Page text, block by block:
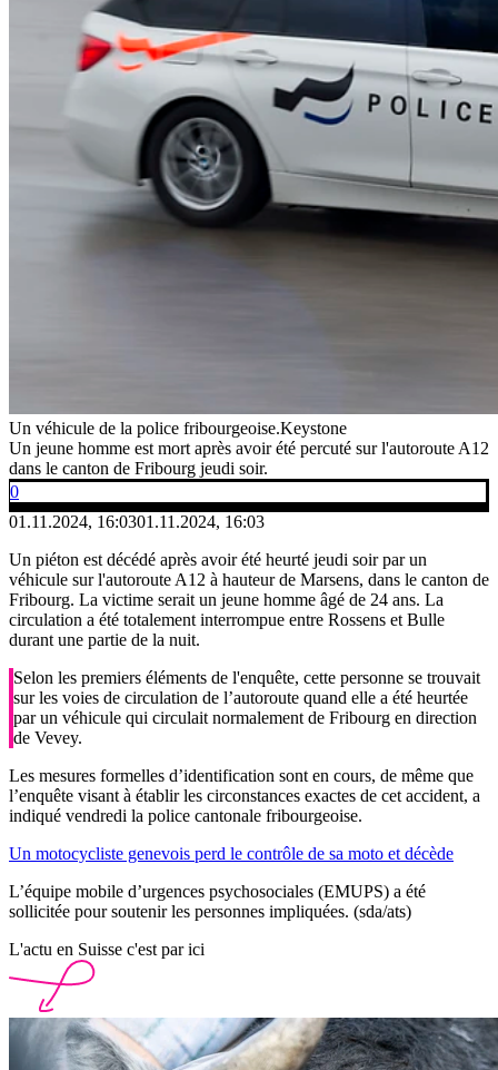
Un véhicule de la police fribourgeoise.Keystone
Un jeune homme est mort après avoir été percuté sur l'autoroute A12
dans le canton de Fribourg jeudi soir.
0
01.11.2024, 16:0301.11.2024, 16:03
Un piéton est décédé après avoir été heurté jeudi soir par un
véhicule sur l'autoroute A12 à hauteur de Marsens, dans le canton de
Fribourg. La victime serait un jeune homme âgé de 24 ans. La
circulation a été totalement interrompue entre Rossens et Bulle
durant une partie de la nuit.
Selon les premiers éléments de l'enquête, cette personne se trouvait
sur les voies de circulation de l’autoroute quand elle a été heurtée
par un véhicule qui circulait normalement de Fribourg en direction
de Vevey.
Les mesures formelles d’identification sont en cours, de même que
l’enquête visant à établir les circonstances exactes de cet accident, a
indiqué vendredi la police cantonale fribourgeoise.
Un motocycliste genevois perd le contrôle de sa moto et décède
L’équipe mobile d’urgences psychosociales (EMUPS) a été
sollicitée pour soutenir les personnes impliquées. (sda/ats)
L'actu en Suisse c'est par ici